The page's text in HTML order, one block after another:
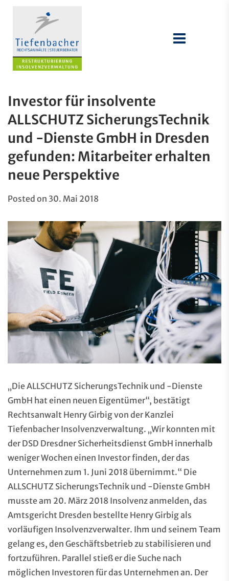
Investor für insolvente
ALLSCHUTZ SicherungsTechnik
und -Dienste GmbH in Dresden
gefunden: Mitarbeiter erhalten
neue Perspektive
Posted on 30. Mai 2018
„Die ALLSCHUTZ SicherungsTechnik und -Dienste
GmbH hat einen neuen Eigentümer“, bestätigt
Rechtsanwalt Henry Girbig von der Kanzlei
Tiefenbacher Insolvenzverwaltung. „Wir konnten mit
der DSD Dresdner Sicherheitsdienst GmbH innerhalb
weniger Wochen einen Investor finden, der das
Unternehmen zum 1. Juni 2018 übernimmt.“ Die
ALLSCHUTZ SicherungsTechnik und -Dienste GmbH
musste am 20. März 2018 Insolvenz anmelden, das
Amtsgericht Dresden bestellte Henry Girbig als
vorläufigen Insolvenzverwalter. Ihm und seinem Team
gelang es, den Geschäftsbetrieb zu stabilisieren und
fortzuführen. Parallel stieß er die Suche nach
möglichen Investoren für das Unternehmen an. Der